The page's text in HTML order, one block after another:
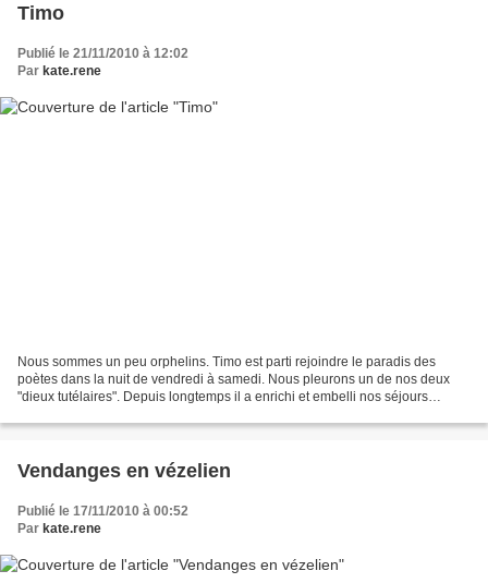
Timo
Publié le 21/11/2010 à 12:02
Par kate.rene
Nous sommes un peu orphelins. Timo est parti rejoindre le paradis des
poètes dans la nuit de vendredi à samedi. Nous pleurons un de nos deux
"dieux tutélaires". Depuis longtemps il a enrichi et embelli nos séjours
Vendanges en vézelien
Publié le 17/11/2010 à 00:52
Par kate.rene